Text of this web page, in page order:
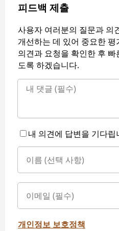
피드백 제출
사용자 여러분의 질문과 의
개선하는 데 있어 중요한
의견과 요청을 확인한 후
도록 하겠습니다.
내 의견에 답변을 기다립
개인정보 보호정책